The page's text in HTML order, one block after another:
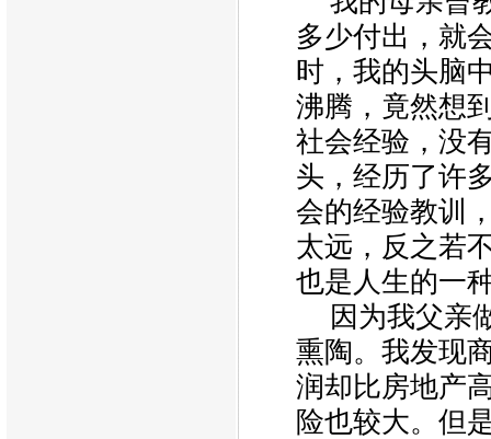
多少付出，就
时，我的头脑
沸腾，竟然想
社会经验，没
头，经历了许
会的经验教训
太远，反之若
也是人生的一
因为我父亲
熏陶。我发现
润却比房地产
险也较大。但